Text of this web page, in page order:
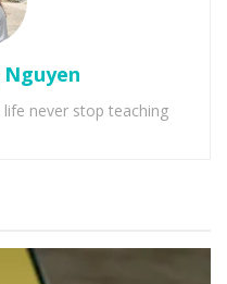
never stop teaching